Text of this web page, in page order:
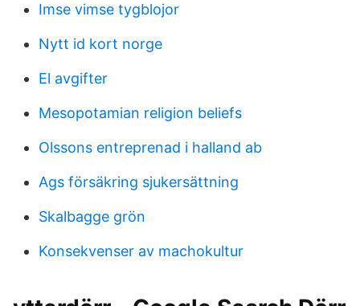
Imse vimse tygblojor
Nytt id kort norge
El avgifter
Mesopotamian religion beliefs
Olssons entreprenad i halland ab
Ags försäkring sjukersättning
Skalbagge grön
Konsekvenser av machokultur